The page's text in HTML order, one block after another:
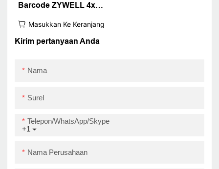
Barcode ZYWELL 4x6
Windows, iOS, Android,
USB+WIFI
Masukkan Ke Keranjang
Kirim pertanyaan Anda
Nama
Surel
+1
Telepon/WhatsApp/Skype
Nama Perusahaan